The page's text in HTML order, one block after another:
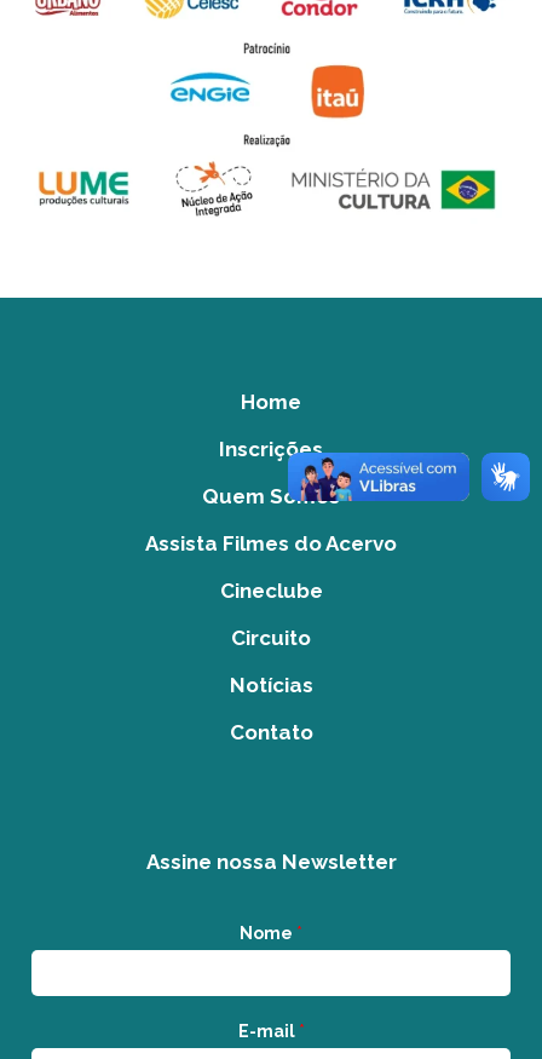
Home
Inscrições
Quem Somos
Assista Filmes do Acervo
Cineclube
Circuito
Notícias
Contato
Assine nossa Newsletter
Nome *
E-mail *